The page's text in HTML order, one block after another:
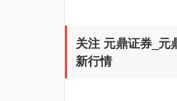
关注 元鼎证券_元
新行情